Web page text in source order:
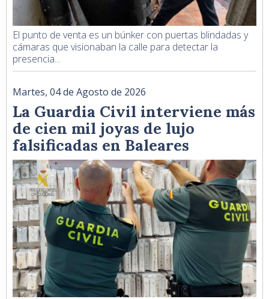
El punto de venta es un búnker con puertas blindadas y
cámaras que visionaban la calle para detectar la
presencia...
Martes, 04 de Agosto de 2026
La Guardia Civil interviene más
de cien mil joyas de lujo
falsificadas en Baleares